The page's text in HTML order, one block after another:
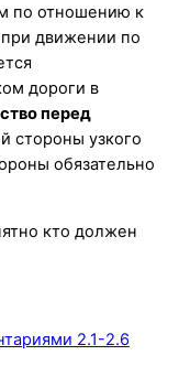
по отношению к
движении по
дороги в
перед
стороны узкого
обязательно
кто должен
2.1-2.6